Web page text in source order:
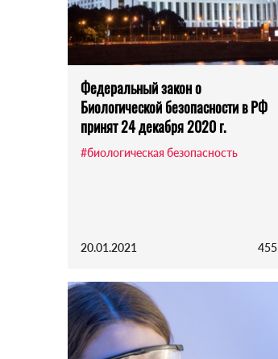
Федеральный закон о
Биологической безопасности в РФ
принят 24 декабря 2020 г.
#биологическая безопасность
20.01.2021 455